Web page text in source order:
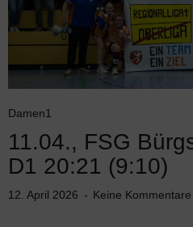
Damen1
11.04., FSG
D1 20:21 (9:10)
12. April 2026 Keine Kommentare